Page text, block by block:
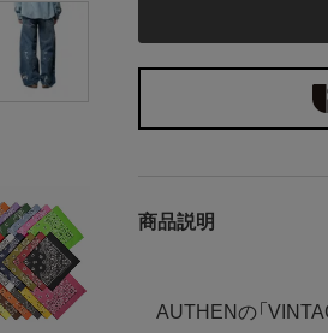
商品説明
AUTHENの「